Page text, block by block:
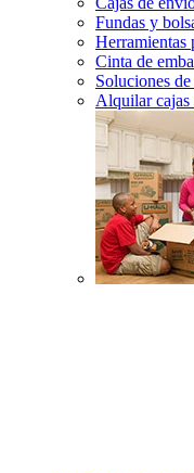
Fundas y
Herramientas
Cinta de
Soluciones
Alquilar cajas